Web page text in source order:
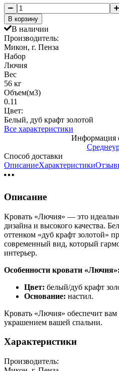
В корзину
В наличии
Производитель:
Микон, г. Пенза
Набор
Лючия
Вес
56 кг
Объем(м3)
0.11
Цвет:
Белый, дуб крафт золотой
Все характеристики
Информация
Способ доставки
ОписаниеХарактеристики
Описание
Кровать «Лючия» — это
дизайна и высокого качества.
оттенком «дуб крафт золотой»
современный вид, который
интерьер.
Особенности кровати «Лючия»:
Цвет: белый/дуб крафт
Основание: настил.
Кровать «Лючия» обеспечит
украшением вашей спальни.
Характеристики
Производитель: